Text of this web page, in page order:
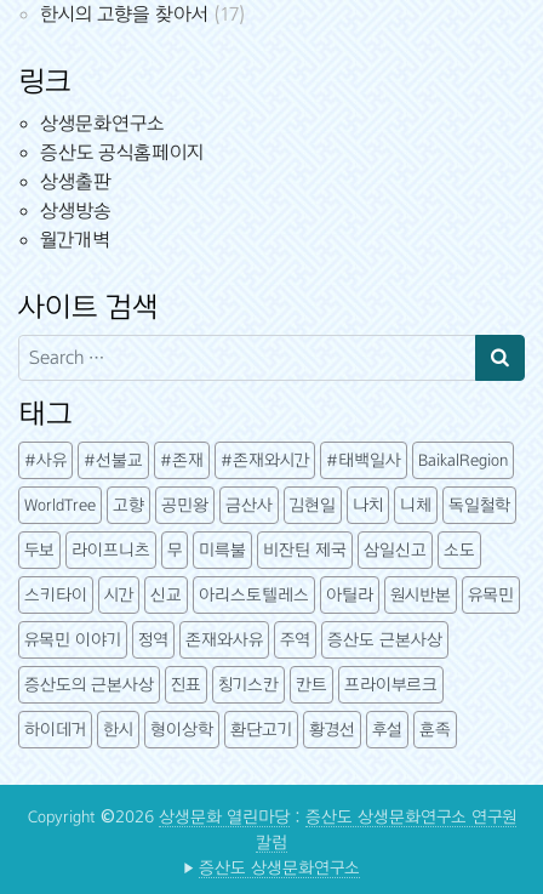
한시의 고향을 찾아서 (17)
링크
상생문화연구소
증산도 공식홈페이지
상생출판
상생방송
월간개벽
사이트 검색
Search
태그
#사유 #선불교 #존재 #존재와시간 #태백일사 BaikalRegion
WorldTree 고향 공민왕 금산사 김현일 나치 니체 독일철학
두보 라이프니츠 무 미륵불 비잔틴 제국 삼일신고 소도
스키타이 시간 신교 아리스토텔레스 아틸라 원시반본 유목민
유목민 이야기 정역 존재와사유 주역 증산도 근본사상
증산도의 근본사상 진표 칭기스칸 칸트 프라이부르크
하이데거 한시 형이상학 환단고기 황경선 후설 훈족
Copyright ©2026 상생문화 열린마당: 증산도 상생문화연구소 연구원
칼럼
▶ 증산도 상생문화연구소